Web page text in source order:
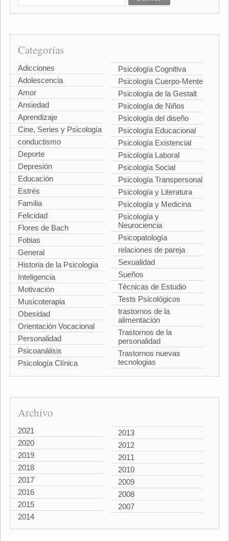
Categorías
Adicciones
Adolescencia
Amor
Ansiedad
Aprendizaje
Cine, Series y Psicología
conductismo
Deporte
Depresión
Educación
Estrés
Familia
Felicidad
Flores de Bach
Fobias
General
Historia de la Psicología
Inteligencia
Motivación
Musicoterapia
Obesidad
Orientación Vocacional
Personalidad
Psicoanálisis
Psicología Clínica
Psicología Cognitiva
Psicología Cuerpo-Mente
Psicología de la Gestalt
Psicología de Niños
Psicología del diseño
Psicología Educacional
Psicología Existencial
Psicología Laboral
Psicología Social
Psicología Transpersonal
Psicología y Literatura
Psicología y Medicina
Psicología y
Neurociencia
Psicopatología
relaciones de pareja
Sexualidad
Sueños
Técnicas de Estudio
Tests Psicológicos
trastornos de la
alimentación
Trastornos de la
personalidad
Trastornos nuevas
tecnologias
Archivo
2021
2020
2019
2018
2017
2016
2015
2014
2013
2012
2011
2010
2009
2008
2007